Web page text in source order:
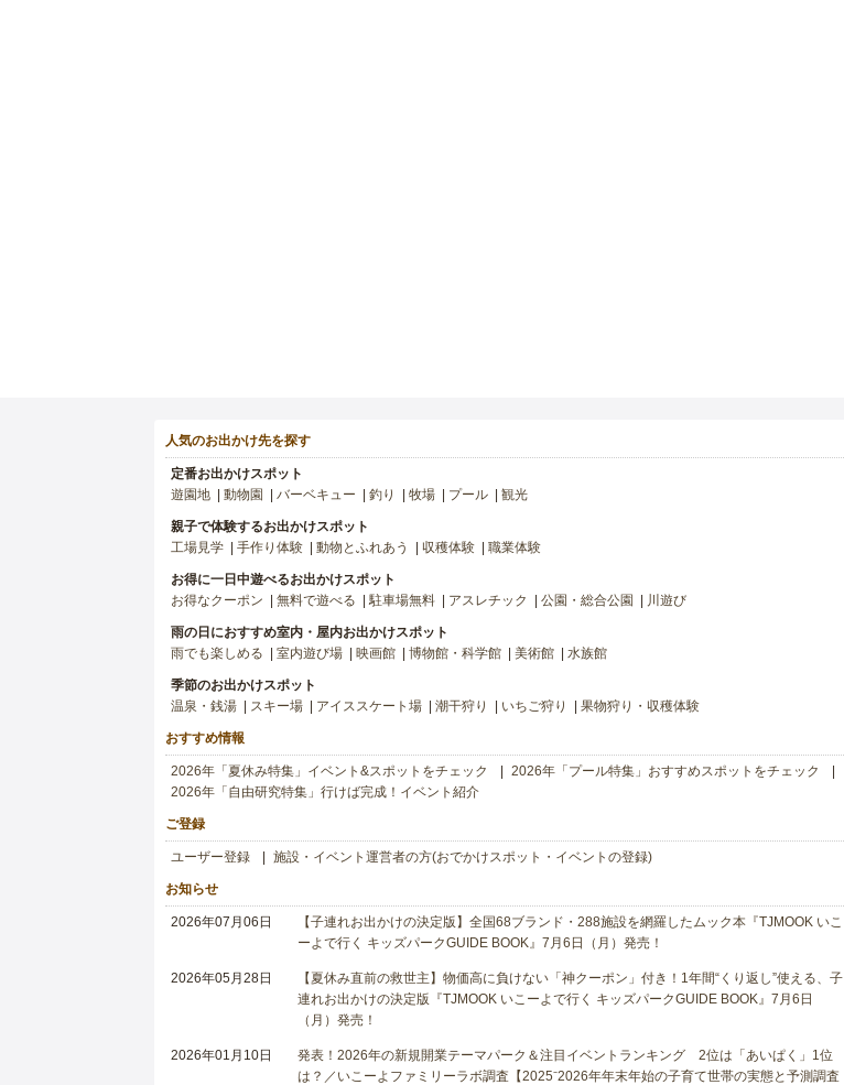
人気のお出かけ先を探す
定番お出かけスポット
遊園地
動物園 バーベキュー 釣り 牧場 プール 観光
親子で体験するお出かけスポット
工場見学
手作り体験 動物とふれあう 収穫体験 職業体験
お得に一日中遊べるお出かけスポット
お得なクーポン
無料で遊べる 駐車場無料 アスレチック 公園・総合公園 川遊び
雨の日におすすめ室内・屋内お出かけスポット
雨でも楽しめる
室内遊び場 映画館 博物館・科学館 美術館 水族館
季節のお出かけスポット
温泉・銭湯
スキー場 アイススケート場 潮干狩り いちご狩り 果物狩り・収穫体験
おすすめ情報
2026年「夏休み特集」イベント&スポットをチェック
2026年「プール特集」おすすめスポットをチェック
2026年「自由研究特集」行けば完成！イベント紹介
ご登録
ユーザー登録 施設・イベント運営者の方(おでかけスポット・イベントの登録)
お知らせ
2026年07月06日
【子連れお出かけの決定版】全国68ブランド・288施設を網羅したムック本『TJMOOK いこ
ーよで行く キッズパークGUIDE BOOK』7月6日（月）発売！
2026年05月28日
【夏休み直前の救世主】物価高に負けない「神クーポン」付き！1年間“くり返し”使える、子
連れお出かけの決定版『TJMOOK いこーよで行く キッズパークGUIDE BOOK』7月6日
（月）発売！
2026年01月10日
発表！2026年の新規開業テーマパーク＆注目イベントランキング 2位は「あいぱく」1位
は？／いこーよファミリーラボ調査【2025⁻2026年年末年始の子育て世帯の実態と予測調査